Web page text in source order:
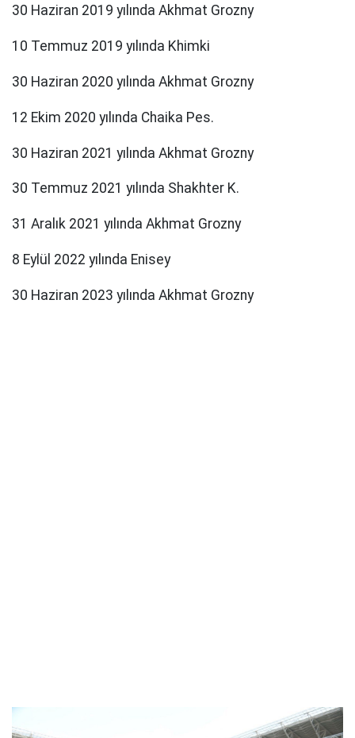
30 Haziran 2019 yılında Akhmat Grozny
10 Temmuz 2019 yılında Khimki
30 Haziran 2020 yılında Akhmat Grozny
12 Ekim 2020 yılında Chaika Pes.
30 Haziran 2021 yılında Akhmat Grozny
30 Temmuz 2021 yılında Shakhter K.
31 Aralık 2021 yılında Akhmat Grozny
8 Eylül 2022 yılında Enisey
30 Haziran 2023 yılında Akhmat Grozny